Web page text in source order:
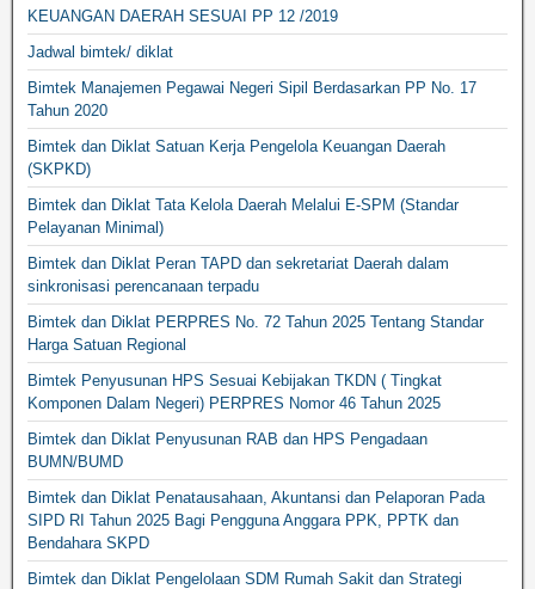
KEUANGAN DAERAH SESUAI PP 12 /2019
Jadwal bimtek/ diklat
Bimtek Manajemen Pegawai Negeri Sipil Berdasarkan PP No. 17
Tahun 2020
Bimtek dan Diklat Satuan Kerja Pengelola Keuangan Daerah
(SKPKD)
Bimtek dan Diklat Tata Kelola Daerah Melalui E-SPM (Standar
Pelayanan Minimal)
Bimtek dan Diklat Peran TAPD dan sekretariat Daerah dalam
sinkronisasi perencanaan terpadu
Bimtek dan Diklat PERPRES No. 72 Tahun 2025 Tentang Standar
Harga Satuan Regional
Bimtek Penyusunan HPS Sesuai Kebijakan TKDN ( Tingkat
Komponen Dalam Negeri) PERPRES Nomor 46 Tahun 2025
Bimtek dan Diklat Penyusunan RAB dan HPS Pengadaan
BUMN/BUMD
Bimtek dan Diklat Penatausahaan, Akuntansi dan Pelaporan Pada
SIPD RI Tahun 2025 Bagi Pengguna Anggara PPK, PPTK dan
Bendahara SKPD
Bimtek dan Diklat Pengelolaan SDM Rumah Sakit dan Strategi